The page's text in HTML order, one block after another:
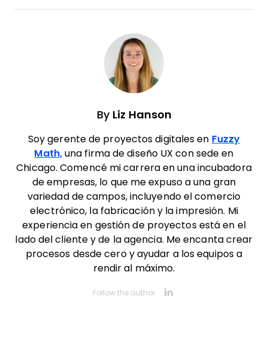
By Liz Hanson
Soy gerente de proyectos digitales en Fuzzy
Math,una firma de diseño UX con sede en
Chicago. Comencé mi carrera en una incubadora
de empresas, lo que me expuso a una gran
variedad de campos, incluyendo el comercio
electrónico, la fabricación y la impresión. Mi
experiencia en gestión de proyectos está en el
lado del cliente y de la agencia. Me encanta crear
procesos desde cero y ayudar a los equipos a
rendir al máximo.
Follow the author: